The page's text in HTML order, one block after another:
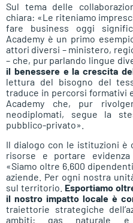
Sul tema delle
chiara: «Le riteniamo
fare business oggi
Academy è un primo
attori diversi – ministero,
– che, pur parlando lingue
il benessere e la crescita
lettura del bisogno del
traduce in percorsi formativi
Academy che, pur
neodiplomati, segue la
pubblico-privato».
Il dialogo con le istituzioni è
risorse e portare
«Siamo oltre 6.600
aziende. Per ogni nostra
sul territorio. Esportiamo
il nostro impatto locale è
traiettorie strategiche
ambiti: gas naturale